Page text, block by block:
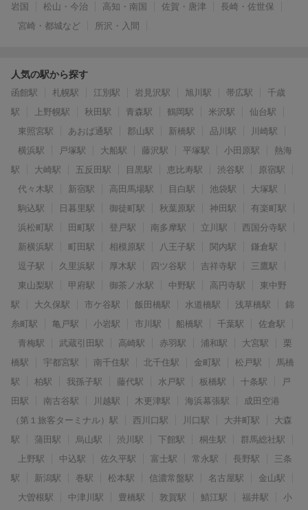
岩国
松山・今治 高知・南国 佐賀・唐津
長崎・佐世保
宮崎・都城など
所沢・入間
人気の駅から探す
函館駅 札幌駅 江別駅 岩見沢駅 旭川駅 帯広駅
千歳
駅
上野幌駅 秋田駅 青森駅 鶴岡駅 米沢駅
仙台駅
東照宮駅
あおば通駅 郡山駅 新橋駅 品川駅
川崎駅
横浜駅
戸塚駅 大船駅 藤沢駅 平塚駅 小田原駅
熱海
駅
大崎駅 五反田駅 目黒駅 恵比寿駅 渋谷駅
原宿駅
代々木駅
新宿駅 高田馬場駅 目白駅 池袋駅
大塚駅
駒込駅
日暮里駅 御徒町駅 秋葉原駅 神田駅
有楽町駅
浜松町駅
田町駅 登戸駅 南多摩駅 立川駅
西国分寺駅
新横浜駅
町田駅 相模原駅 八王子駅 関内駅
鎌倉駅
逗子駅
久里浜駅 厚木駅 四ツ谷駅 吉祥寺駅
三鷹駅
東山梨駅
甲府駅 御茶ノ水駅 中野駅 高円寺駅
東中野
駅
大久保駅 市ケ谷駅 飯田橋駅 水道橋駅 浅草橋駅
錦
糸町駅
亀戸駅 小岩駅 市川駅 船橋駅 千葉駅
佐倉駅
青梅駅
武蔵引田駅 高崎駅 赤羽駅 浦和駅 大宮駅
栗
橋駅
宇都宮駅 南千住駅 北千住駅 金町駅 松戸駅
馬橋
駅
柏駅 我孫子駅 藤代駅 水戸駅 板橋駅 十条駅
戸
田駅
南古谷駅 川越駅 木更津駅 海浜幕張駅
成田空港
（第１旅客ターミナル）駅
西川口駅 川口駅 大井町駅
大森
駅
蒲田駅 烏山駅 渋川駅 下館駅 桐生駅
群馬総社駅
上野駅
中込駅 佐久平駅 富士駅 常永駅 長野駅
三条
駅
新潟駅 巻駅 松本駅 信濃常盤駅 名古屋駅
金山駅
大曽根駅
中津川駅 豊橋駅 敦賀駅 鯖江駅 福井駅
小